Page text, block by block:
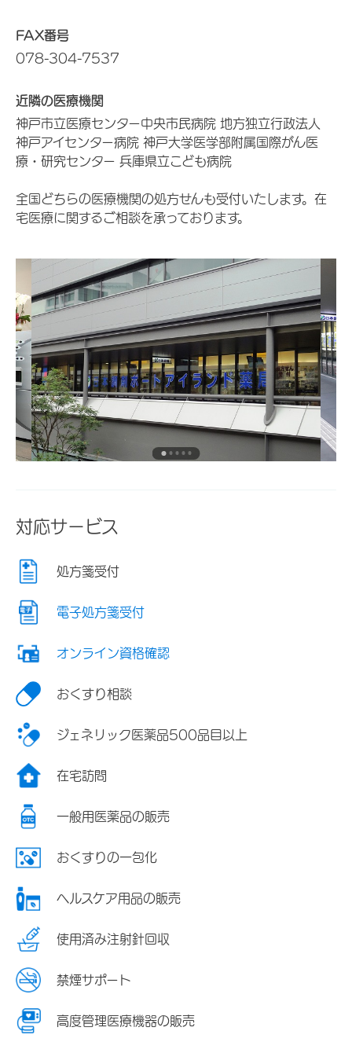
FAX番号
078-304-7537
近隣の医療機関
神戸市立医療センター中央市民病院 地方独立行政法人
神戸アイセンター病院 神戸大学医学部附属国際がん医
療・研究センター 兵庫県立こども病院
全国どちらの医療機関の処方せんも受付いたします。在
宅医療に関するご相談を承っております。
対応サービス
処方箋受付
電子処方箋受付
オンライン資格確認
おくすり相談
ジェネリック医薬品500品目以上
在宅訪問
一般用医薬品の販売
おくすりの一包化
ヘルスケア用品の販売
使用済み注射針回収
禁煙サポート
高度管理医療機器の販売